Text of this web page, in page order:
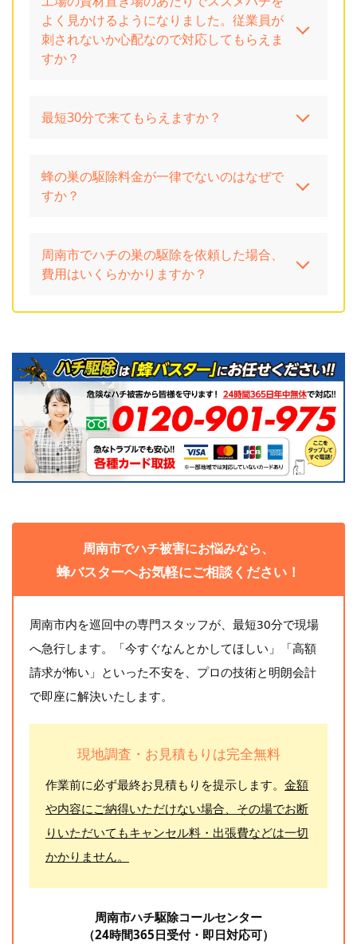
よく見かけるようになりました。従業員が
刺されないか心配なので対応してもらえま
すか？
最短30分で来てもらえますか？
蜂の巣の駆除料金が一律でないのはなぜで
すか？
周南市でハチの巣の駆除を依頼した場合、
費用はいくらかかりますか？
周南市でハチ被害にお悩みなら、
蜂バスターへお気軽にご相談ください！
周南市内を巡回中の専門スタッフが、最短30分で現場
へ急行します。「今すぐなんとかしてほしい」「高額
請求が怖い」といった不安を、プロの技術と明朗会計
で即座に解決いたします。
現地調査・お見積もりは完全無料
作業前に必ず最終お見積もりを提示します。 金額
や内容にご納得いただけない場合、その場でお断
りいただいてもキャンセル料・出張費などは一切
かかりません。
周南市ハチ駆除コールセンター
（24時間365日受付・即日対応可）